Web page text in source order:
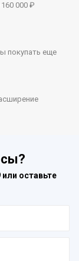
000 ₽
покупать еще
или оставьте